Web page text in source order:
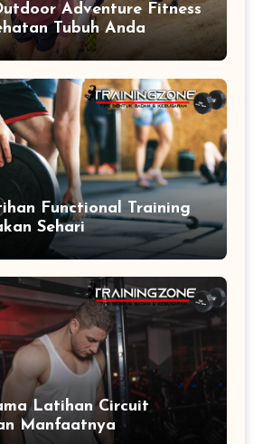
Adventure Fitness
Tubuh Anda
Functional Training
Sehari
Latihan Circuit
Manfaatnya